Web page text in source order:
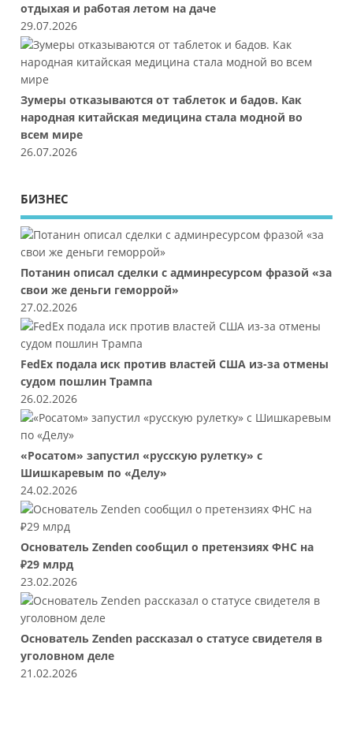
отдыхая и работая летом на даче
29.07.2026
Зумеры отказываются от таблеток и бадов. Как
народная китайская медицина стала модной во
всем мире
26.07.2026
БИЗНЕС
Потанин описал сделки с админресурсом фразой «за
свои же деньги геморрой»
27.02.2026
FedEx подала иск против властей США из-за отмены
судом пошлин Трампа
26.02.2026
«Росатом» запустил «русскую рулетку» с
Шишкаревым по «Делу»
24.02.2026
Основатель Zenden сообщил о претензиях ФНС на
₽29 млрд
23.02.2026
Основатель Zenden рассказал о статусе свидетеля в
уголовном деле
21.02.2026